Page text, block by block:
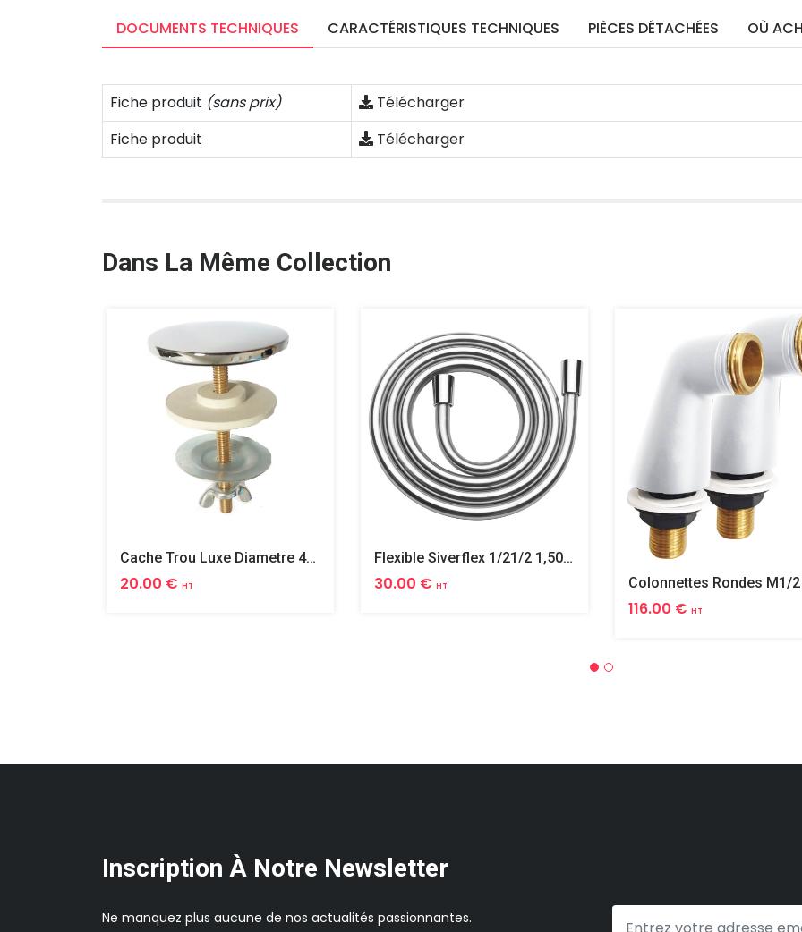
DOCUMENTS TECHNIQUES CARACTÉRISTIQUES TECHNIQUES PIÈCES DÉTACHÉES OÙ
Fiche produit (sans prix)
Télécharger
Fiche produit
Télécharger
Dans La Même Collection
Cache Trou Luxe Diametre 40 Laiton
20.00 € HT
Flexible Siverflex 1/21/2 1,50m Tournant
30.00 € HT
116.00 € HT
Inscription À Notre Newsletter
Ne manquez plus aucune de nos actualités passionnantes.